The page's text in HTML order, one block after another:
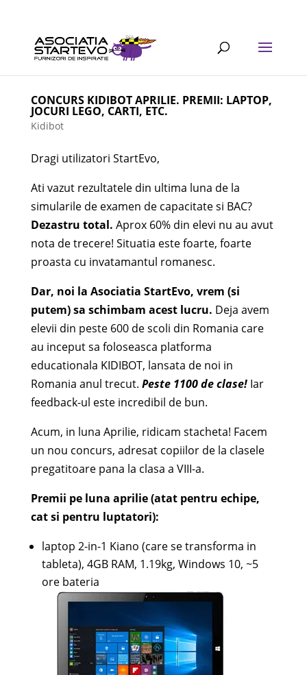
CONCURS KIDIBOT APRILIE. PREMII: LAPTOP,
JOCURI LEGO, CARTI, ETC.
Kidibot
Dragi utilizatori StartEvo,
Ati vazut rezultatele din ultima luna de la
simularile de examen de capacitate si BAC?
Dezastru total. Aprox 60% din elevi nu au avut
nota de trecere! Situatia este foarte, foarte
proasta cu invatamantul romanesc.
Dar, noi la Asociatia StartEvo, vrem (si
putem) sa schimbam acest lucru. Deja avem
elevii din peste 600 de scoli din Romania care
au inceput sa foloseasca platforma
educationala KIDIBOT, lansata de noi in
Romania anul trecut. Peste 1100 de clase! Iar
feedback-ul este incredibil de bun.
Acum, in luna Aprilie, ridicam stacheta! Facem
un nou concurs, adresat copiilor de la clasele
pregatitoare pana la clasa a VIII-a.
Premii pe luna aprilie (atat pentru echipe,
cat si pentru luptatori):
laptop 2-in-1 Kiano (care se transforma in
tableta), 4GB RAM, 1.19kg, Windows 10, ~5
ore bateria